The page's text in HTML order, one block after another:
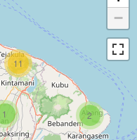
1
11
2
−